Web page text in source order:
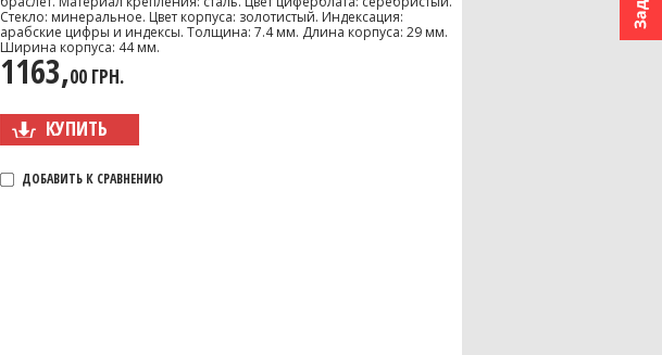
Стекло: минеральное. Цвет корпуса: золотистый. Индексация:
арабские цифры и индексы. Толщина: 7.4 мм. Длина корпуса: 29 мм.
Ширина корпуса: 44 мм.
1163,00 ГРН.
КУПИТЬ
ДОБАВИТЬ К СРАВНЕНИЮ